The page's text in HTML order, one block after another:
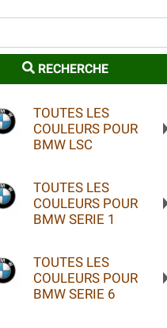
RECHERCHE
TOUTES LES
COULEURS POUR
BMW LSC
TOUTES LES
COULEURS POUR
BMW SERIE 1
TOUTES LES
COULEURS POUR
BMW SERIE 6